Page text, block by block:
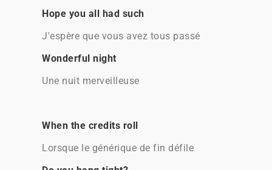
Hope you all had such
J'espère que vous avez tous passé
Wonderful night
Une nuit merveilleuse
When the credits roll
Lorsque le générique de fin défile